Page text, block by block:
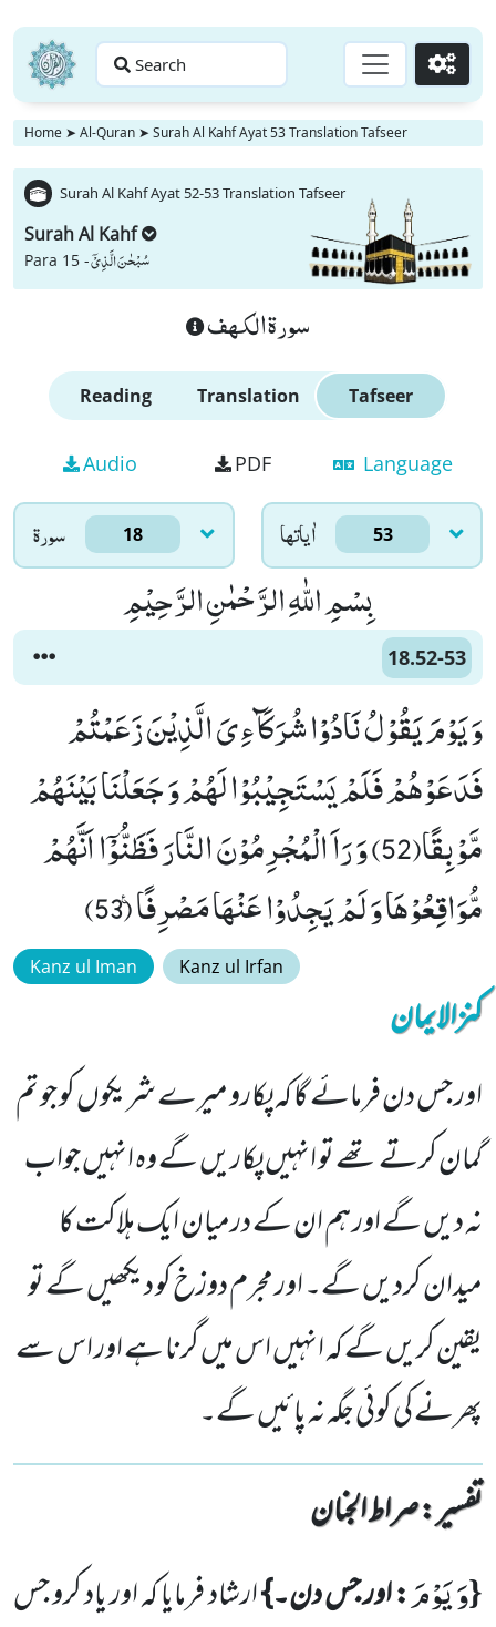
Search Go
Home ➤ Al-Quran ➤ Surah Al Kahf Ayat 53 Translation Tafseer
Surah Al Kahf Ayat 52-53 Translation Tafseer
Surah Al Kahf
Para 15 -سُبْحٰنَ الَّذِیْۤ
سورة الكهف
Reading Translation Tafseer
Audio PDF Language
سورۃ 18 اٰياتها 53
بِسْمِ اللّٰهِ الرَّحْمٰنِ الرَّحِیْمِ
18.52-53
وَ یَوْمَ یَقُوْلُ نَادُوْا شُرَكَآءِیَ الَّذِیْنَ زَعَمْتُمْ
فَدَعَوْهُمْ فَلَمْ یَسْتَجِیْبُوْا لَهُمْ وَ جَعَلْنَا بَیْنَهُمْ
مَّوْبِقًا(52) وَ رَاَ الْمُجْرِمُوْنَ النَّارَ فَظَنُّوْۤا اَنَّهُمْ
مُّوَاقِعُوْهَا وَ لَمْ یَجِدُوْا عَنْهَا مَصْرِفًا۠ (53)
Kanz ul Iman Kanz ul Irfan
کنزالایمان
اور جس دن فرمائے گا کہ پکارو میرے شریکوں کو جو تم
گمان کرتے تھے تو انہیں پکاریں گے وہ انہیں جواب
نہ دیں گے اور ہم ان کے درمیان ایک ہلاکت کا
میدان کردیں گے۔ اور مجرم دوزخ کو دیکھیں گے تو
یقین کریں گے کہ انہیں اس میں گرنا ہے اور اس سے
پھرنے کی کوئی جگہ نہ پائیں گے۔
تفسیر : ‎صراط الجنان
{وَ یَوْمَ: اور جس دن۔}ارشاد فرمایا کہ اور یاد کرو جس